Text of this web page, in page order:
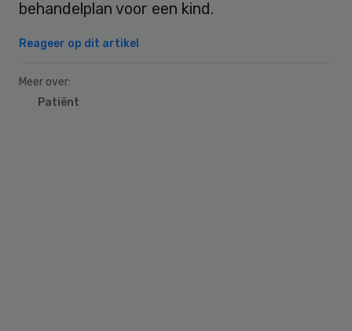
behandelplan voor een kind.
Reageer op dit artikel
Meer over:
Patiënt